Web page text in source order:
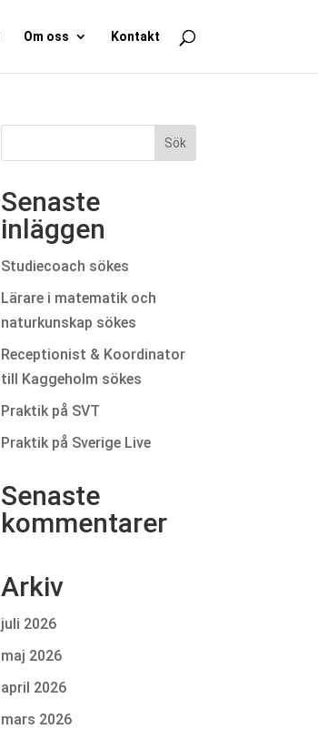
Om oss Kontakt
Senaste
inläggen
Studiecoach sökes
Lärare i matematik och
naturkunskap sökes
Receptionist & Koordinator
till Kaggeholm sökes
Praktik på SVT
Praktik på Sverige Live
Senaste
kommentarer
Arkiv
juli 2026
maj 2026
april 2026
mars 2026